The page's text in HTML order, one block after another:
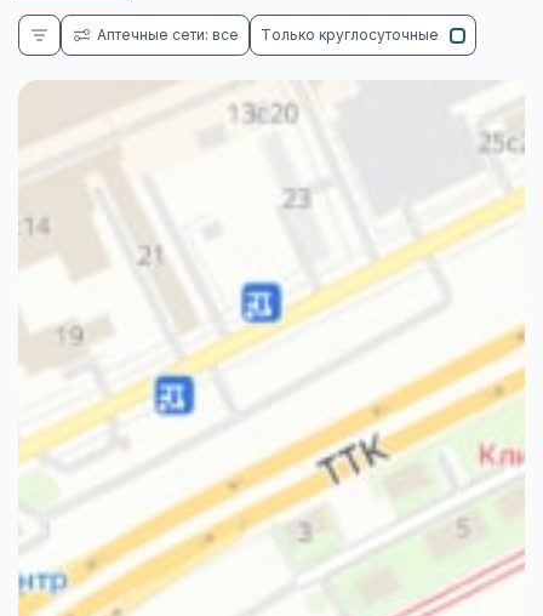
Аптечные сети: все Только круглосуточные